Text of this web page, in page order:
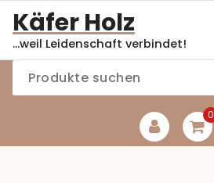
Inhalt
springen
Käfer Holz
...weil Leidenschaft verbindet!
0